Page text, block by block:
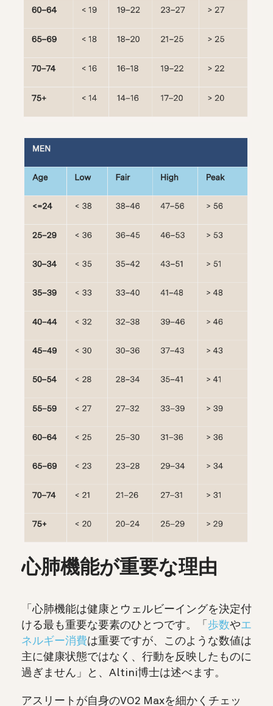
心肺機能が重要な理由
「心肺機能は健康とウェルビーイングを決定付
ける最も重要な要素のひとつです。「 歩数やエ
ネルギー消費は重要ですが、このような数値は
主に健康状態ではなく、行動を反映したものに
過ぎません」と、Altini博士は述べます。
アスリートが自身のVO2 Maxを細かくチェッ